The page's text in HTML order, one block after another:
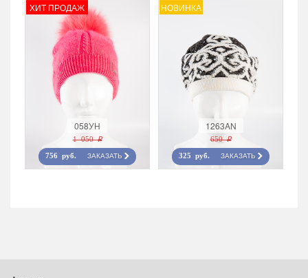
ХИТ ПРОДАЖ
058УН
1 050 r
756 руб. ЗАКАЗАТЬ
НОВИНКА
1263AN
650 r
325 руб. ЗАКАЗАТЬ